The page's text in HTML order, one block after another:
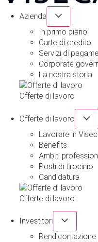
Azienda
In primo piano
Carte di credito
Servizi di
Corporate
La nostra storia
Offerte di lavoro
Offerte di lavoro
Lavorare in
Benefits
Ambiti
Posti di tirocinio
Candidatura
Offerte di lavoro
Investitori
Rendicontazione